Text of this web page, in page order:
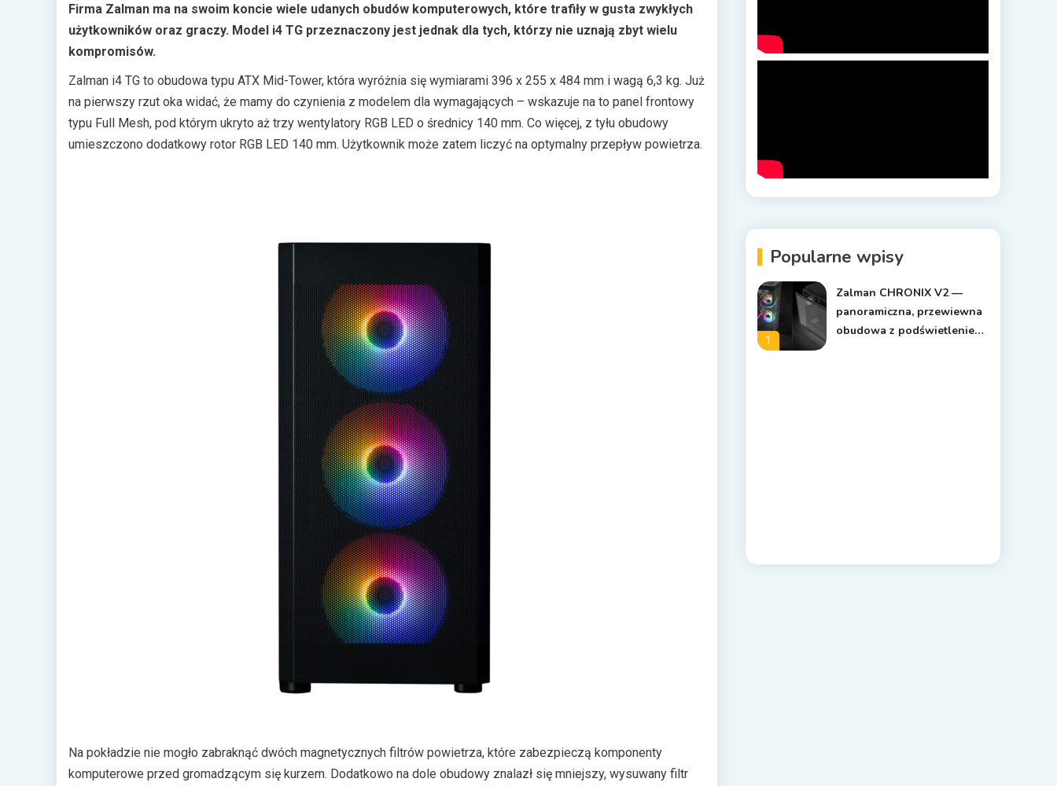
Firma Zalman ma na swoim koncie wiele udanych obudów komputerowych, które trafiły w gusta zwykłych
użytkowników oraz graczy. Model i4 TG przeznaczony jest jednak dla tych, którzy nie uznają zbyt wielu
kompromisów.
Zalman i4 TG to obudowa typu ATX Mid-Tower, która wyróżnia się wymiarami 396 x 255 x 484 mm i wagą 6,3 kg. Już
na pierwszy rzut oka widać, że mamy do czynienia z modelem dla wymagających – wskazuje na to panel frontowy
typu Full Mesh, pod którym ukryto aż trzy wentylatory RGB LED o średnicy 140 mm. Co więcej, z tyłu obudowy
umieszczono dodatkowy rotor RGB LED 140 mm. Użytkownik może zatem liczyć na optymalny przepływ powietrza.
Na pokładzie nie mogło zabraknąć dwóch magnetycznych filtrów powietrza, które zabezpieczą komponenty
komputerowe przed gromadzącym się kurzem. Dodatkowo na dole obudowy znalazł się mniejszy, wysuwany filtr
Popularne wpisy
1
Zalman CHRONIX V2 —
panoramiczna, przewiewna
obudowa z podświetleniem